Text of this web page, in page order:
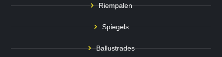
Riempalen
Spiegels
Ballustrades